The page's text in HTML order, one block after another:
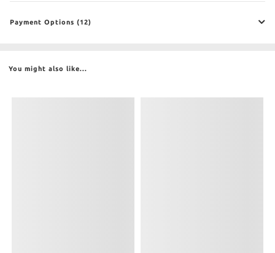
Payment Options (12)
You might also like...